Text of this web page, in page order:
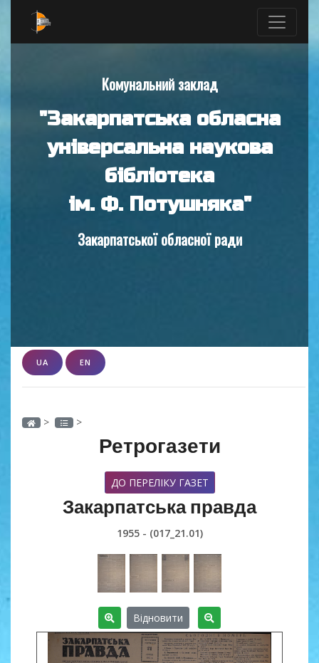
Комунальний заклад
"Закарпатська обласна
універсальна наукова
бібліотека
ім. Ф. Потушняка"
Закарпатської обласної ради
UA EN
> >
Ретрогазети
ДО ПЕРЕЛІКУ ГАЗЕТ
Закарпатська правда
1955 - (017_21.01)
Відновити